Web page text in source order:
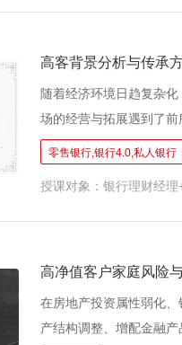
的保险营销方法，是当
高客背景分析与传承
随着经济环境日趋复杂
场的经营与拓展遇到了
润下降的三重压力，大
有一种更行之有效的方
能，大幅提高机构在财
零售银行,银行4.0,私人银行
授课对象：银行理财经
高净值客户家庭风险
在房地产投资属性弱化
产结构调整、增配金融